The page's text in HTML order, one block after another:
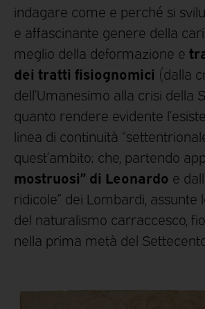
indagare come e perché si
e affascinante genere della
meglio della deformazione e
dei tratti fisiognomici (dalla
dell’Umanesimo alla crisi della
quanto rendere evidente
linea di continuità
quest’ambito; che, partendo
mostruosi” di Leonardo e
ridicole” dei Lombardi, assunte
del naturalismo carraccesco,
nella prima metà del